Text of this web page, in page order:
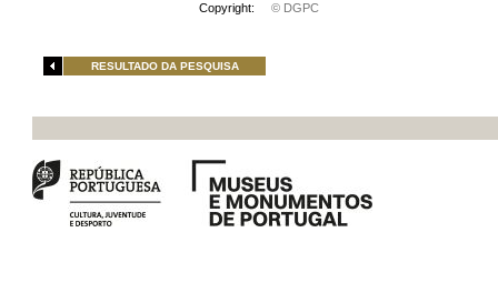
Copyright:
© DGPC
RESULTADO DA PESQUISA